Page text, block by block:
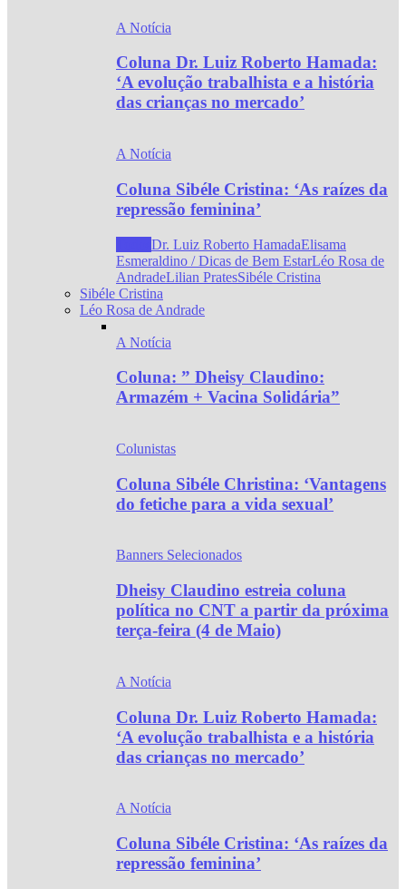
A Notícia
Coluna Dr. Luiz Roberto Hamada:
‘A evolução trabalhista e a história
das crianças no mercado’
A Notícia
Coluna Sibéle Cristina: ‘As raízes da
repressão feminina’
Dr. Luiz Roberto HamadaElisama
Esmeraldino / Dicas de Bem EstarLéo Rosa de
AndradeLilian PratesSibéle Cristina
Sibéle Cristina
Léo Rosa de Andrade
A Notícia
Coluna: ” Dheisy Claudino:
Armazém + Vacina Solidária”
Colunistas
Coluna Sibéle Christina: ‘Vantagens
do fetiche para a vida sexual’
Banners Selecionados
Dheisy Claudino estreia coluna
política no CNT a partir da próxima
terça-feira (4 de Maio)
A Notícia
Coluna Dr. Luiz Roberto Hamada:
‘A evolução trabalhista e a história
das crianças no mercado’
A Notícia
Coluna Sibéle Cristina: ‘As raízes da
repressão feminina’